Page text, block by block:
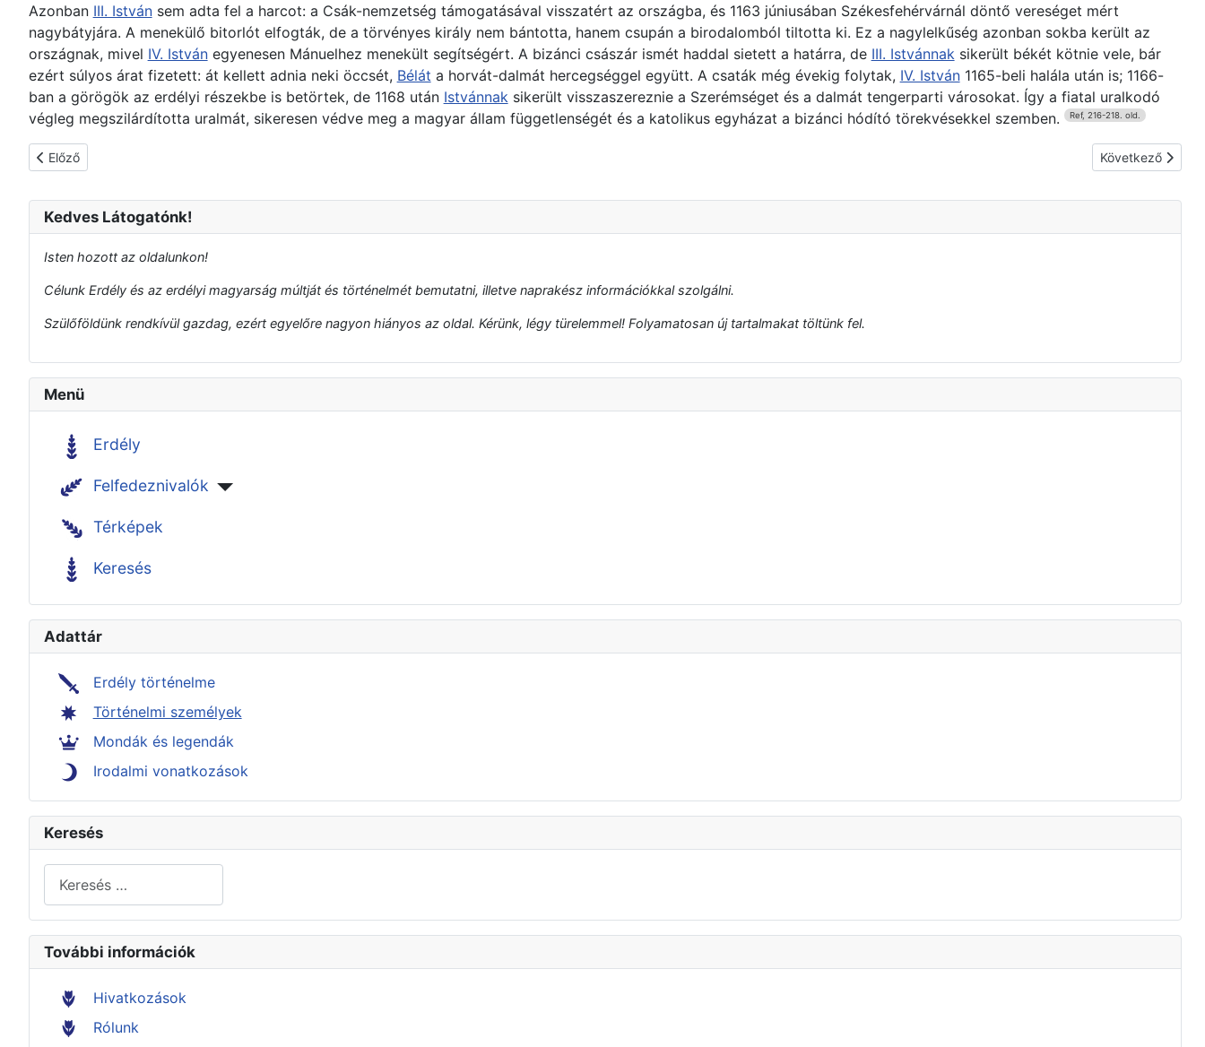
Azonban III. Istvánsem adta fel a harcot: a Csák-nemzetség támogatásával visszatért az országba, és 1163 júniusában Székesfehérvárnál döntő vereséget mért
nagybátyjára. A menekülő bitorlót elfogták, de a törvényes király nem bántotta, hanem csupán a birodalomból tiltotta ki. Ez a nagylelkűség azonban sokba került az
országnak, mivel IV. Istvánegyenesen Mánuelhez menekült segítségért. A bizánci császár ismét haddal sietett a határra, de III. Istvánnak sikerült békét kötnie vele, bár
ezért súlyos árat fizetett: át kellett adnia neki öccsét, Bélát a horvát-dalmát hercegséggel együtt. A csaták még évekig folytak, IV. István1165-beli halála után is; 1166-
ban a görögök az erdélyi részekbe is betörtek, de 1168 után Istvánnak sikerült visszaszereznie a Szerémséget és a dalmát tengerparti városokat. Így a fiatal uralkodó
végleg megszilárdította uralmát, sikeresen védve meg a magyar állam függetlenségét és a katolikus egyházat a bizánci hódító törekvésekkel szemben.
Ref, 216-218. old.
Előző cikk: I. László magyar király (Szent László)
Előző Következő cikk:
Következő
Kedves Látogatónk!
Isten hozott az oldalunkon!
Célunk Erdély és az erdélyi magyarság múltját és történelmét bemutatni, illetve naprakész információkkal szolgálni.
Szülőföldünk rendkívül gazdag, ezért egyelőre nagyon hiányos az oldal. Kérünk, légy türelemmel! Folyamatosan új tartalmakat töltünk fel.
Menü
Erdély
Felfedeznivalók
Térképek
Keresés
Adattár
Erdély történelme
Történelmi személyek
Mondák és legendák
Irodalmi vonatkozások
Keresés
Keresés...
További információk
Hivatkozások
Rólunk